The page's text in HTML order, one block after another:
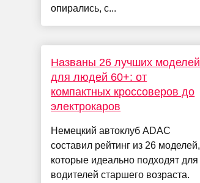
опирались, с...
Названы 26 лучших моделей
для людей 60+: от
компактных кроссоверов до
электрокаров
Немецкий автоклуб ADAC
составил рейтинг из 26 моделей,
которые идеально подходят для
водителей старшего возраста.